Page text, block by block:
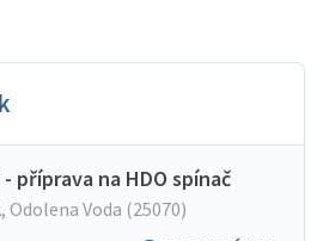
příprava na HDO spínač
, Odolena Voda (25070)